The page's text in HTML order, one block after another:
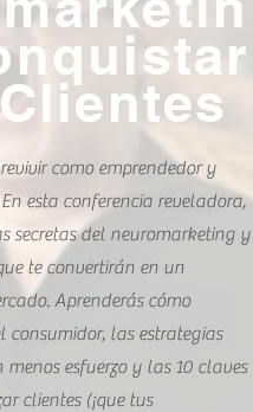
como emprendedor y
esta conferencia reveladora,
secretas del neuromarketing y
te convertirán en un
Aprenderás cómo
consumidor, las estrategias
esfuerzo y las 10 claves
clientes (¡que tus